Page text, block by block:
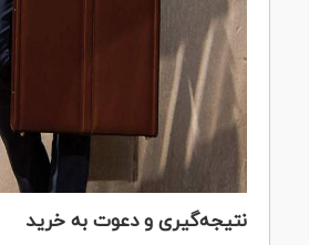
نتیجه‌گیری و دعوت به خرید